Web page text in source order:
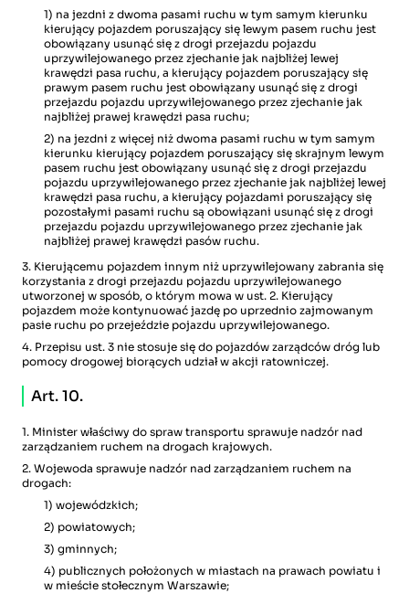
1) na jezdni z dwoma pasami ruchu w tym samym kierunku
kierujący pojazdem poruszający się lewym pasem ruchu jest
obowiązany usunąć się z drogi przejazdu pojazdu
uprzywilejowanego przez zjechanie jak najbliżej lewej
krawędzi pasa ruchu, a kierujący pojazdem poruszający się
prawym pasem ruchu jest obowiązany usunąć się z drogi
przejazdu pojazdu uprzywilejowanego przez zjechanie jak
najbliżej prawej krawędzi pasa ruchu;
2) na jezdni z więcej niż dwoma pasami ruchu w tym samym
kierunku kierujący pojazdem poruszający się skrajnym lewym
pasem ruchu jest obowiązany usunąć się z drogi przejazdu
pojazdu uprzywilejowanego przez zjechanie jak najbliżej lewej
krawędzi pasa ruchu, a kierujący pojazdami poruszający się
pozostałymi pasami ruchu są obowiązani usunąć się z drogi
przejazdu pojazdu uprzywilejowanego przez zjechanie jak
najbliżej prawej krawędzi pasów ruchu.
3. Kierującemu pojazdem innym niż uprzywilejowany zabrania się
korzystania z drogi przejazdu pojazdu uprzywilejowanego
utworzonej w sposób, o którym mowa w ust. 2. Kierujący
pojazdem może kontynuować jazdę po uprzednio zajmowanym
pasie ruchu po przejeździe pojazdu uprzywilejowanego.
4. Przepisu ust. 3 nie stosuje się do pojazdów zarządców dróg lub
pomocy drogowej biorących udział w akcji ratowniczej.
Art. 10.
1. Minister właściwy do spraw transportu sprawuje nadzór nad
zarządzaniem ruchem na drogach krajowych.
2. Wojewoda sprawuje nadzór nad zarządzaniem ruchem na
drogach:
1) wojewódzkich;
2) powiatowych;
3) gminnych;
4) publicznych położonych w miastach na prawach powiatu i
w mieście stołecznym Warszawie;